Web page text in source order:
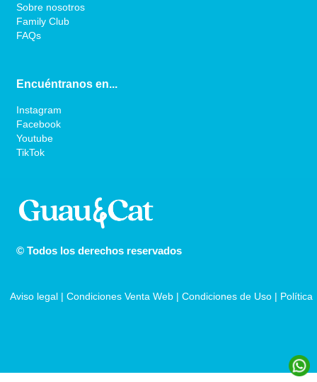
Sobre nosotros
Family Club
FAQs
Encuéntranos en...
Instagram
Facebook
Youtube
TikTok
© Todos los derechos reservados
Aviso legal | Condiciones Venta Web | Condiciones de Uso | Política